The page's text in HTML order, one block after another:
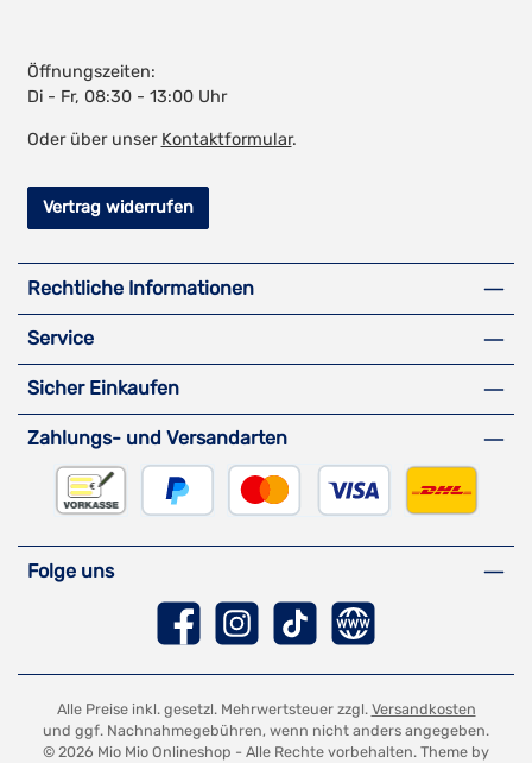
Öffnungszeiten:
Di - Fr, 08:30 - 13:00 Uhr
Oder über unser Kontaktformular.
Vertrag widerrufen
Rechtliche Informationen
Service
Sicher Einkaufen
Folge uns
FacebookInstagram
TikTok Website
Zahlungs- und Versandarten
Alle Preise inkl. gesetzl. Mehrwertsteuer zzgl. Versandkosten
und ggf. Nachnahmegebühren, wenn nicht anders angegeben.
© 2026 Mio Mio Onlineshop - Alle Rechte vorbehalten. Theme by